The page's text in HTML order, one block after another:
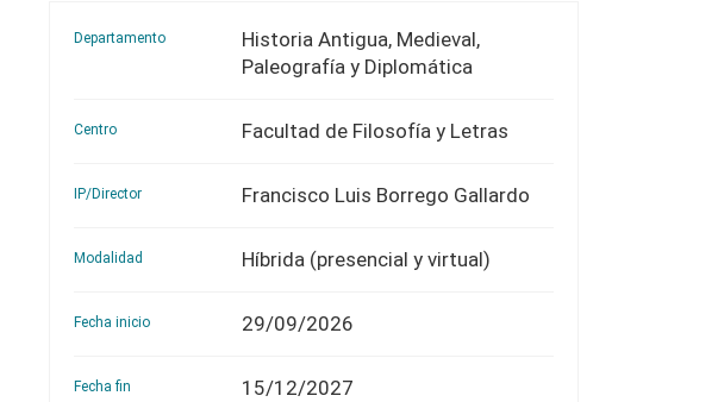
Departamento
Historia Antigua, Medieval,
Paleografía y Diplomática
Centro Facultad de Filosofía y Letras
IP/Director Francisco Luis Borrego Gallardo
Modalidad Híbrida (presencial y virtual)
Fecha inicio 29/09/2026
Fecha fin 15/12/2027